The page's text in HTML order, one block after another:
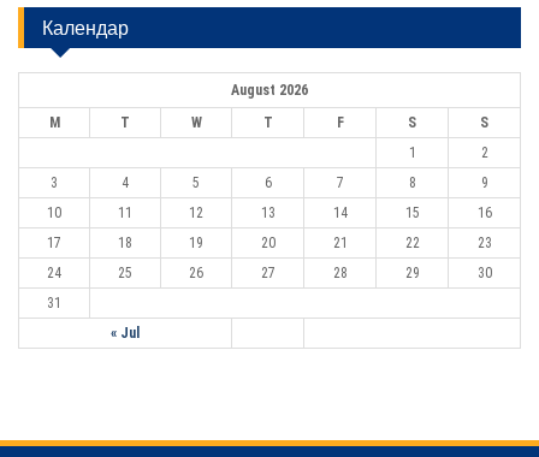
v
a
t
i
r
c
h
f
r
:
Календар
August 2026
M
T W T F S S
« Jul
1
2
3
4 5 6 7 8
9
10
11 12 13 14 15
16
17
18 19 20 21 22
23
24
25 26 27 28 29
30
31